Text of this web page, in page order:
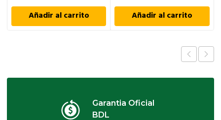
Añadir al carrito Añadir al carrito
Garantia Oficial
BDL